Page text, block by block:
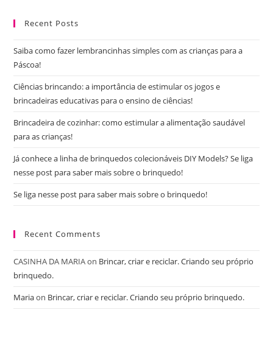
Recent Posts
Saiba como fazer lembrancinhas simples com as crianças para a
Páscoa!
Ciências brincando: a importância de estimular os jogos e
brincadeiras educativas para o ensino de ciências!
Brincadeira de cozinhar: como estimular a alimentação saudável
para as crianças!
Já conhece a linha de brinquedos colecionáveis DIY Models? Se liga
nesse post para saber mais sobre o brinquedo!
Se liga nesse post para saber mais sobre o brinquedo!
Recent Comments
CASINHA DA MARIAon Brincar, criar e reciclar. Criando seu próprio
brinquedo.
Mariaon Brincar, criar e reciclar. Criando seu próprio brinquedo.